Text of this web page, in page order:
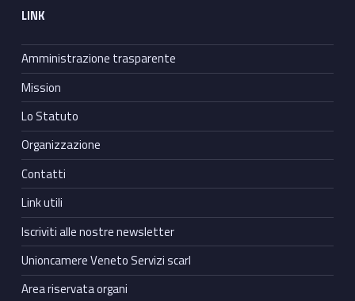
LINK
Amministrazione trasparente
Mission
Lo Statuto
Organizzazione
Contatti
Link utili
Iscriviti alle nostre newsletter
Unioncamere Veneto Servizi scarl
Area riservata organi